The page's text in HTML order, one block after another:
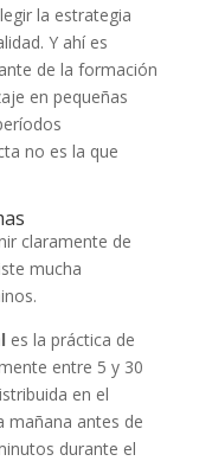
la estrategia
Y ahí es
de la formación
en pequeñas
no es la que
claramente de
mucha
es la práctica de
entre 5 y 30
en el
mañana antes de
durante el